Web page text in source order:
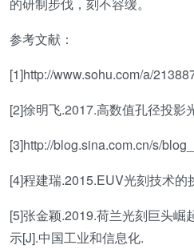
参考文献：
[1]http://www.sohu.com/a/
[2]徐明飞.2017.高数值孔径投影
[3]http://blog.sina.com.cn/s/
[4]程建瑞.2015.EUV光刻技术的
[5]张金颖.2019.荷兰光刻巨头崛
示[J].中国工业和信息化.